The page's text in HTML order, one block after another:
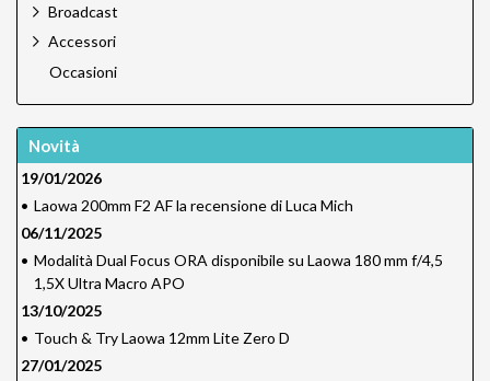
Broadcast
Accessori
Occasioni
Novità
19/01/2026
• Laowa 200mm F2 AF la recensione di Luca Mich
06/11/2025
• Modalità Dual Focus ORA disponibile su Laowa 180 mm f/4,5
1,5X Ultra Macro APO
13/10/2025
• Touch & Try Laowa 12mm Lite Zero D
27/01/2025